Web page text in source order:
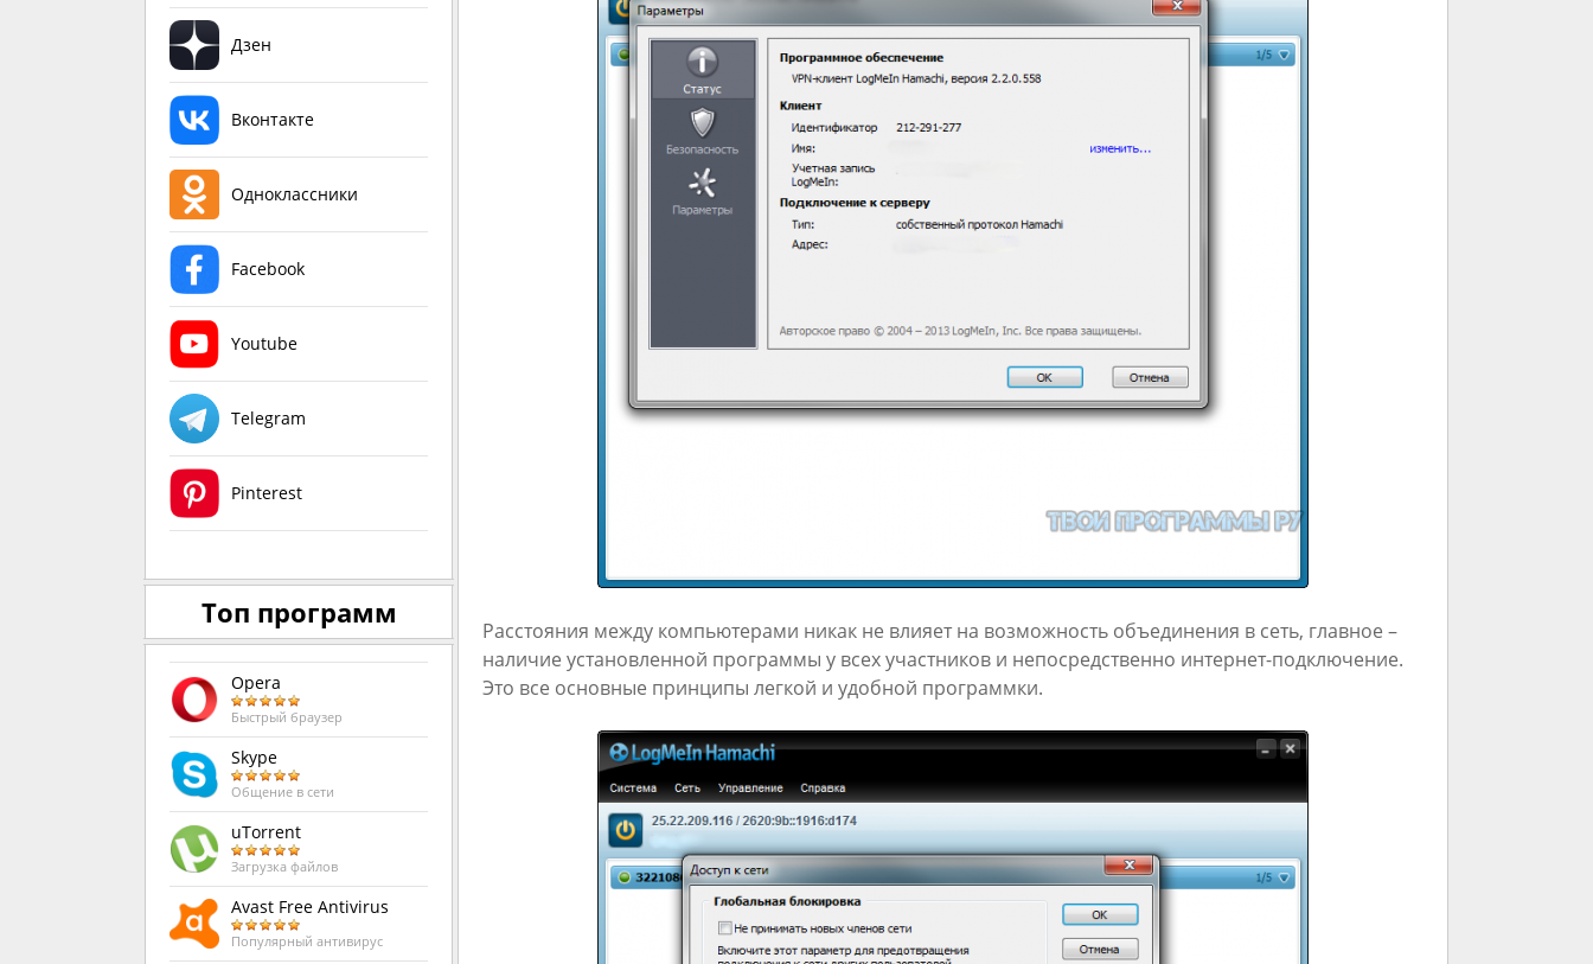
Расстояния между компьютерами никак не влияет на возможность объединения в сеть, главное –
наличие установленной программы у всех участников и непосредственно интернет-подключение.
Это все основные принципы легкой и удобной программки.
Дзен
Вконтакте
Одноклассники
Facebook
Youtube
Telegram
Pinterest
Топ программ
Opera
Быстрый браузер
Skype
Общение в сети
uTorrent
Загрузка файлов
Avast Free Antivirus
Популярный антивирус